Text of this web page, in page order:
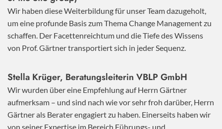
Wir haben diese Weiterbildung für unser Team dazugeholt,
um eine profunde Basis zum Thema Change Management zu
schaffen. Der Facettenreichtum und die Tiefe des Wissens
von Prof. Gärtner transportiert sich in jeder Sequenz.
Stella Krüger, Beratungsleiterin VBLP GmbH
Wir wurden über eine Empfehlung auf Herrn Gärtner
aufmerksam – und sind nach wie vor sehr froh darüber, Herrn
Gärtner als Berater engagiert zu haben. Einerseits haben wir
von seiner Expertise im Bereich Führungs- und